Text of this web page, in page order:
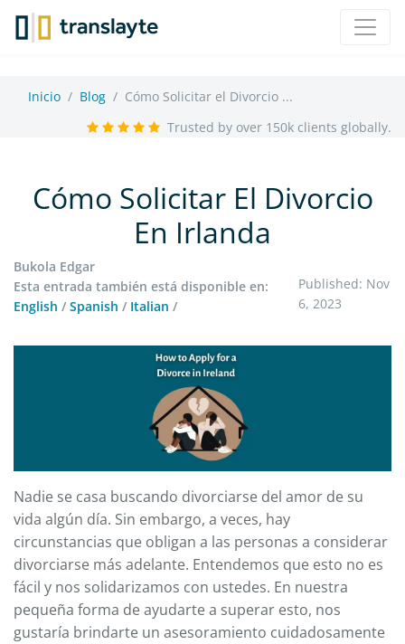
Inicio Blog
Cómo Solicitar el Divorcio ...
Trusted by over 150k clients globally.
Cómo Solicitar El Divorcio
En Irlanda
Bukola Edgar
Esta entrada también está disponible en:
English / Spanish / Italian /
Published: Nov
6, 2023
Nadie se casa buscando divorciarse del amor de su
vida algún día. Sin embargo, a veces, hay
circunstancias que obligan a las personas a considerar
divorciarse más adelante. Entendemos que esto no es
fácil y nos solidarizamos con ustedes. En nuestra
pequeña forma de ayudarte a superar esto, nos
gustaría brindarte un asesoramiento cuidadosamente